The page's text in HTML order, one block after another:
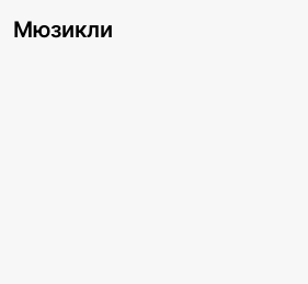
Мюзикли